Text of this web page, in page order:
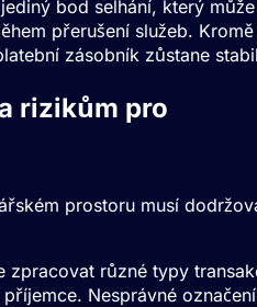
bod selhání, který
přerušení služeb.
zásobník zůstane
rizikům pro
prostoru musí
zpracovat různé typy
Nesprávné